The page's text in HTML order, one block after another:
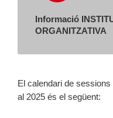
Informació
ORGANITZATIVA
El calendari de
al 2025 és el següent: